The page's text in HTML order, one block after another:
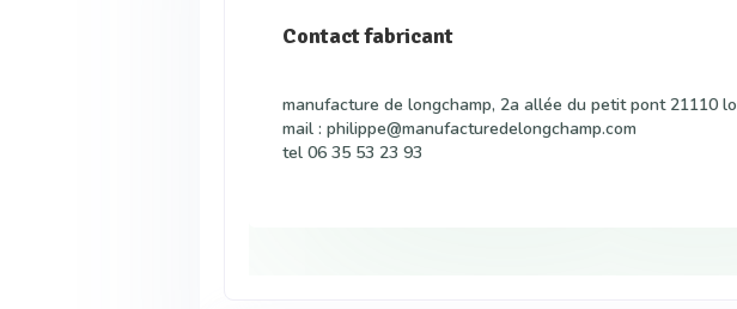
Contact fabricant
manufacture de longchamp, 2a allée du petit pont 21110
mail : philippe@manufacturedelongchamp.com
tel 06 35 53 23 93